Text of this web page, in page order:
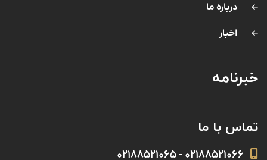
درباره ما
اخبار
خبرنامه
تماس با ما
۰۲۱۸۸۵۲۱۰۶۶ - ۰۲۱۸۸۵۲۱۰۶۵